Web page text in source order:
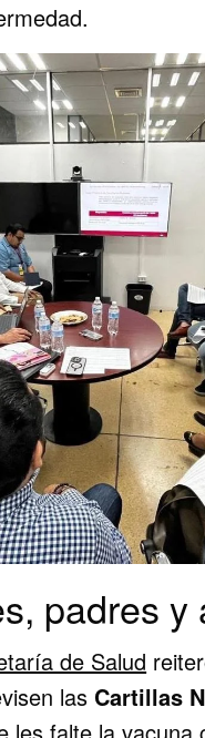
padres y
de Salud
las Cartillas